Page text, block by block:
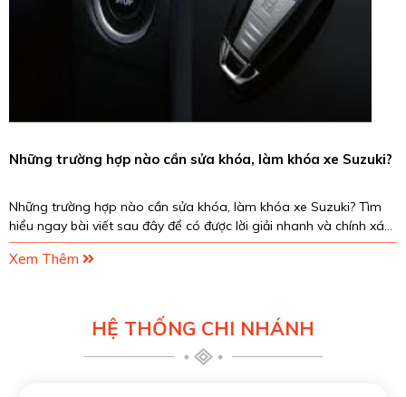
Những trường hợp nào cần sửa khóa, làm khóa xe Suzuki?
Những trường hợp nào cần sửa khóa, làm khóa xe Suzuki? Tìm
hiểu ngay bài viết sau đây để có được lời giải nhanh và chính xác
nhất nhé!
Xem Thêm
HỆ THỐNG CHI NHÁNH